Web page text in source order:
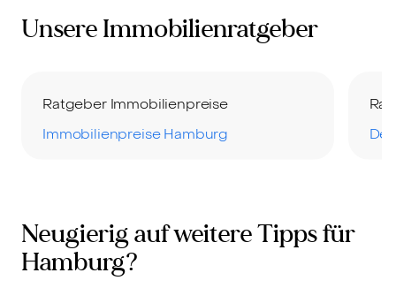
Unsere Immobilienratgeber
Ratgeber Immobilienpreise
Immobilienpreise Hamburg
Neugierig auf weitere Tipps für
Hamburg?